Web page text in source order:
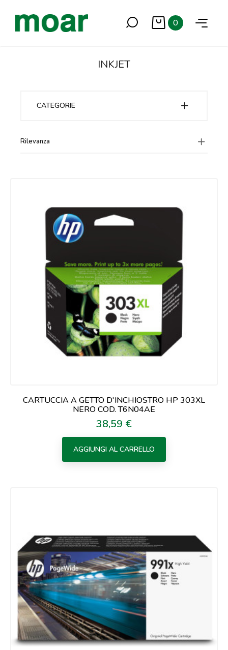
0
INKJET
CATEGORIE
Rilevanza
CARTUCCIA A GETTO D'INCHIOSTRO HP 303XL
NERO COD. T6N04AE
Prezzo
38,59 €
AGGIUNGI AL CARRELLO